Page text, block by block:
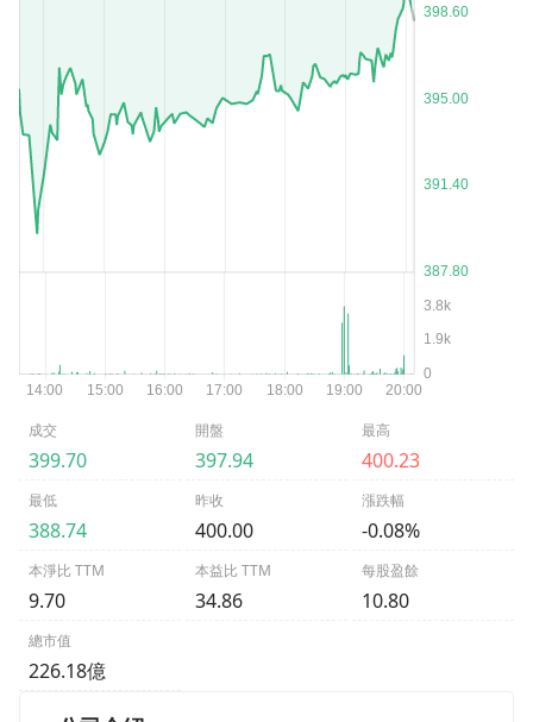
成交
399.70
開盤
397.94
最高
400.23
最低
388.74
昨收
400.00
漲跌幅
-0.08%
本淨比 TTM
9.70
本益比 TTM
34.86
每股盈餘
10.80
總市值
226.18億